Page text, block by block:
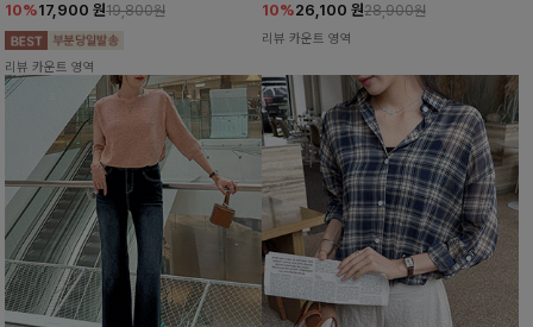
10%17,900 원19,800원
리뷰 카운트 영역
10%26,100 원28,900원
리뷰 카운트 영역